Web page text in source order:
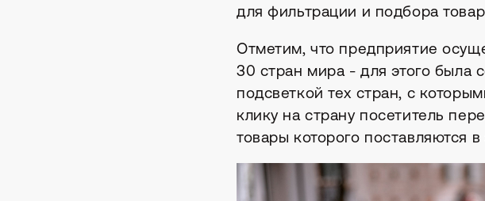
для фильтрации и подбора
Отметим, что предприятие
30 стран мира - для этого была
подсветкой тех стран, с
клику на страну посетитель
товары которого поставляются в